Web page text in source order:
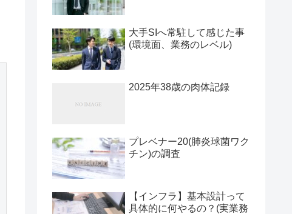
大手SIへ常駐して感じた事
(環境面、業務のレベル)
2025年38歳の肉体記録
プレベナー20(肺炎球菌ワク
チン)の調査
【インフラ】基本設計って
具体的に何やるの？(実業務